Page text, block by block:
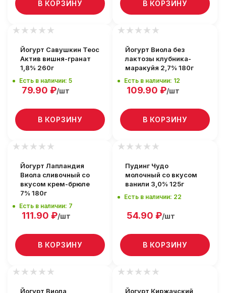
В КОРЗИНУ В КОРЗИНУ
Йогурт Савушкин Теос
Актив вишня-гранат
1,8% 260г
Есть в наличии: 5
79.90 ₽/шт
В КОРЗИНУ
Йогурт Виола без
лактозы клубника-
маракуйя 2,7% 180г
Есть в наличии: 12
109.90 ₽/шт
В КОРЗИНУ
Йогурт Лапландия
Виола сливочный со
вкусом крем-брюле
7% 180г
Есть в наличии: 7
111.90 ₽/шт
В КОРЗИНУ
Пудинг Чудо
молочный со вкусом
ванили 3,0% 125г
Есть в наличии: 22
54.90 ₽/шт
В КОРЗИНУ
Йогурт Виола Йогурт Киржачский